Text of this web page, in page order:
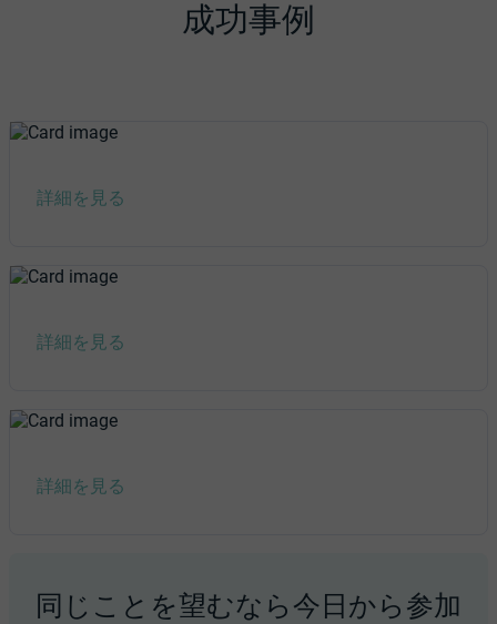
成功事例
詳細を見る
詳細を見る
詳細を見る
同じことを望むなら今日から参加